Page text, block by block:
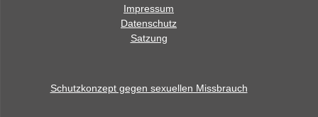
Impressum
Datenschutz
Satzung
Schutzkonzept gegen sexuellen Missbrauch